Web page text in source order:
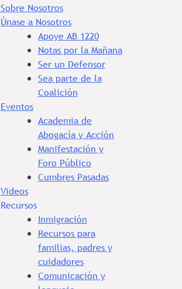
Sobre Nosotros
Únase a Nosotros
Apoye AB 1220
Notas por la Mañana
Ser un Defensor
Sea parte de la
Coalición
Eventos
Academia de
Abogacía y Acción
Manifestación y
Foro Público
Cumbres Pasadas
Videos
Recursos
Inmigración
Recursos para
familias, padres y
cuidadores
Comunicación y